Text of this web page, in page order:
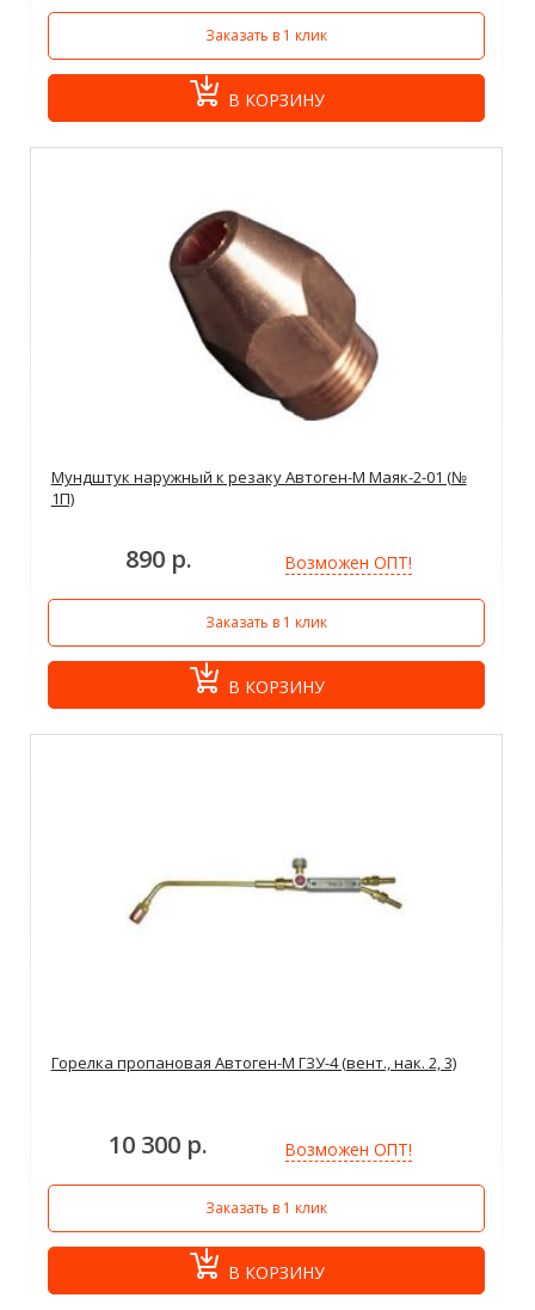
Заказать в 1 клик
В КОРЗИНУ
Мундштук наружный к резаку Автоген-М Маяк-2-01 (№
1П)
890 р. Возможен ОПТ!
Заказать в 1 клик
В КОРЗИНУ
Горелка пропановая Автоген-М ГЗУ-4 (вент., нак. 2, 3)
10 300 р. Возможен ОПТ!
Заказать в 1 клик
В КОРЗИНУ